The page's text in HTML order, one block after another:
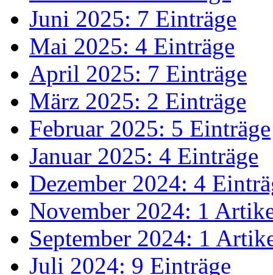
Juni 2025: 7 Einträge
Mai 2025: 4 Einträge
April 2025: 7 Einträge
März 2025: 2 Einträge
Februar 2025: 5 Einträge
Januar 2025: 4 Einträge
Dezember 2024: 4
November 2024: 1
September 2024: 1
Juli 2024: 9 Einträge